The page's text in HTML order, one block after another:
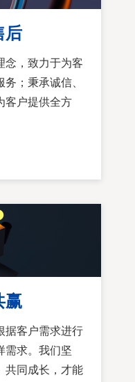
后
念，致力于为客
；秉承诚信、
客户提供全方
赢
据客户需求进行
需求。我们坚
共同成长，才能